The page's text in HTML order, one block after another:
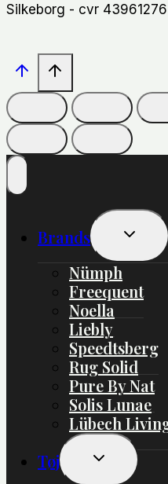
Silkeborg - cvr 43961276
Brands
Skift
Nümph
Freequent
Noella
Liebly
Speedtsberg
Rug Solid
Pure By Nat
Solis Lunae
Lübech
Tøj
Skift
Undermenu